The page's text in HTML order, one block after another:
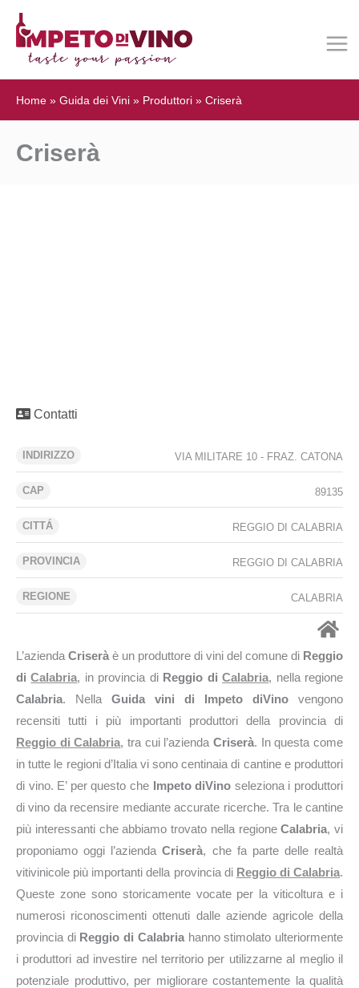
Home » Guida dei Vini » Produttori » Criserà
Criserà
Contatti
INDIRIZZO VIA MILITARE 10 - FRAZ. CATONA
CAP 89135
CITTÁ REGGIO DI CALABRIA
PROVINCIA REGGIO DI CALABRIA
REGIONE CALABRIA
L’azienda Criserà è un produttore di vini del comune di Reggio
diCalabria, in provincia di Reggio diCalabria, nella regione
Calabria. Nella Guida vini di Impeto diVino vengono
recensiti tutti i più importanti produttori della provincia di
Reggio di Calabria, tra cui l’aziendaCriserà. In questa come
in tutte le regioni d’Italia vi sono centinaia di cantine e produttori
di vino. E’ per questo che Impeto diVino seleziona i produttori
di vino da recensire mediante accurate ricerche. Tra le cantine
più interessanti che abbiamo trovato nella regioneCalabria, vi
proponiamo oggi l’aziendaCriserà, che fa parte delle realtà
vitivinicole più importanti della provincia di Reggio di Calabria.
Queste zone sono storicamente vocate per la viticoltura e i
numerosi riconoscimenti ottenuti dalle aziende agricole della
provincia di Reggio di Calabriahanno stimolato ulteriormente
i produttori ad investire nel territorio per utilizzarne al meglio il
potenziale produttivo, per migliorare costantemente la qualità